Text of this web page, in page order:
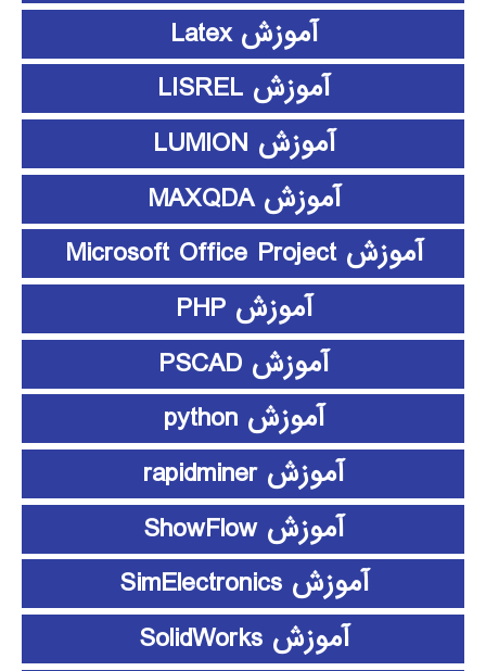
آموزش Latex
آموزش LISREL
آموزش LUMION
آموزش MAXQDA
آموزش Microsoft Office Project
آموزش PHP
آموزش PSCAD
آموزش python
آموزش rapidminer
آموزش ShowFlow
آموزش SimElectronics
آموزش SolidWorks